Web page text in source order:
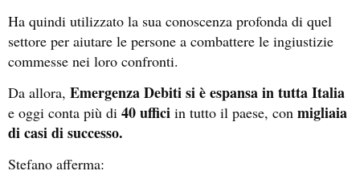
Ha quindi utilizzato la sua conoscenza profonda di quel
settore per aiutare le persone a combattere le ingiustizie
commesse nei loro confronti.
Da allora, Emergenza Debiti si è espansa in tutta Italia
e oggi conta più di 40 uffici in tutto il paese, con migliaia
di casi di successo.
Stefano afferma: